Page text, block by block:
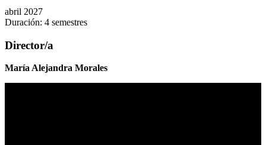
abril 2027
Duración: 4 semestres
Director/a
María Alejandra Morales